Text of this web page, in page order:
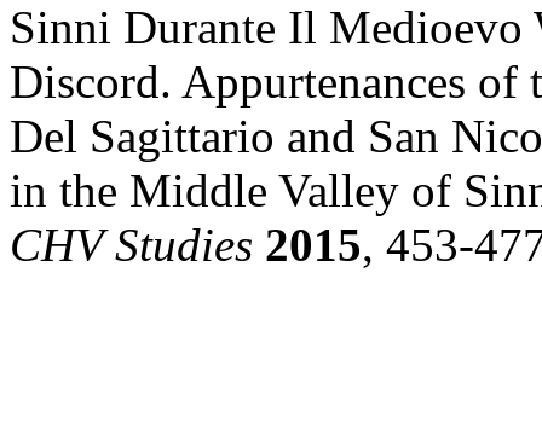
Sinni Durante Il Medioevo
Discord. Appurtenances of
Del Sagittario and San
in the Middle Valley of
CHV Studies 2015, 453-